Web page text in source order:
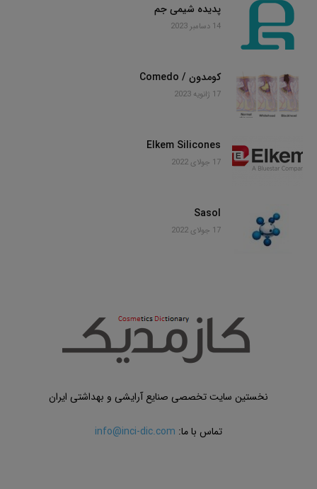
پدیده شیمی جم
14 دسامبر 2023
کومدون / Comedo
17 ژانویه 2023
Elkem Silicones
17 جولای 2022
Sasol
17 جولای 2022
نخستین سایت تخصصی صنایع آرایشی و بهداشتی ایران
تماس با ما: info@inci-dic.com